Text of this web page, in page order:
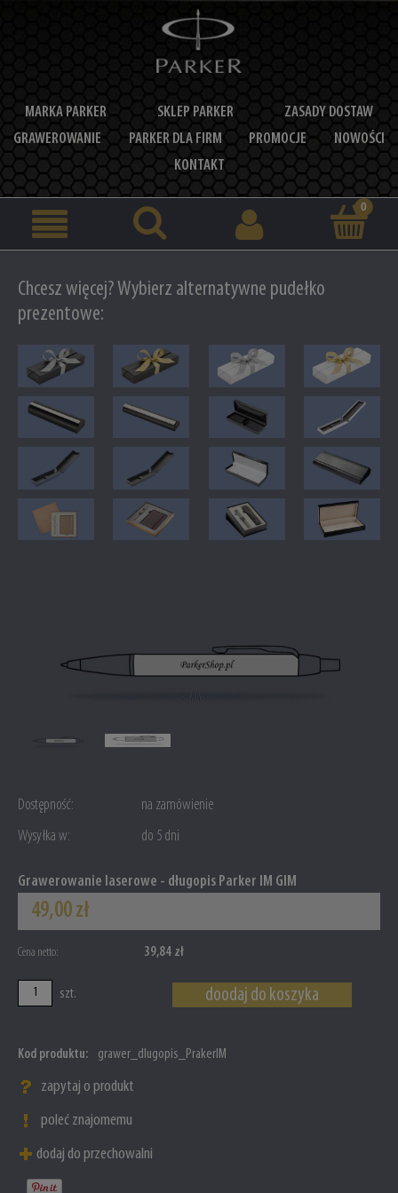
MARKA PARKER SKLEP PARKER
ZASADY DOSTAW
GRAWEROWANIE
PARKER DLA FIRM PROMOCJE
NOWOŚCI
KONTAKT
Chcesz więcej? Wybierz alternatywne pudełko
prezentowe:
Dostępność:
na zamówienie
Wysyłka w:
do 5 dni
Grawerowanie laserowe - długopis Parker IM GIM
49,00 zł
Cena netto: 39,84 zł
szt. doodaj do koszyka
Kod produktu: grawer_dlugopis_PrakerIM
zapytaj o produkt
poleć znajomemu
dodaj do przechowalni